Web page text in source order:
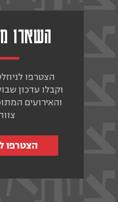
השארו
הצטרפו
וקבלו עדכון
והאירועים
הצטרפו